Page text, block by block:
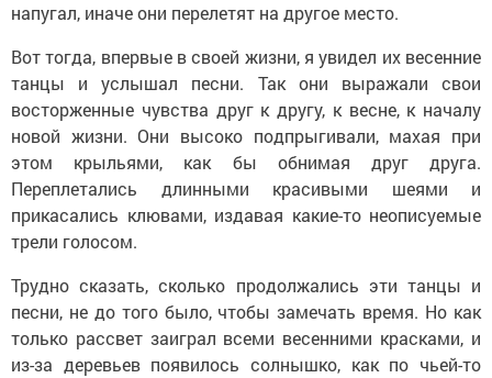
напугал, иначе они перелетят на другое место.
Вот тогда, впервые в своей жизни, я увидел их весенние
танцы и услышал песни. Так они выражали свои
восторженные чувства друг к другу, к весне, к началу
новой жизни. Они высоко подпрыгивали, махая при
этом крыльями, как бы обнимая друг друга.
Переплетались длинными красивыми шеями и
прикасались клювами, издавая какие-то неописуемые
трели голосом.
Трудно сказать, сколько продолжались эти танцы и
песни, не до того было, чтобы замечать время. Но как
только рассвет заиграл всеми весенними красками, и
из-за деревьев появилось солнышко, как по чьей-то